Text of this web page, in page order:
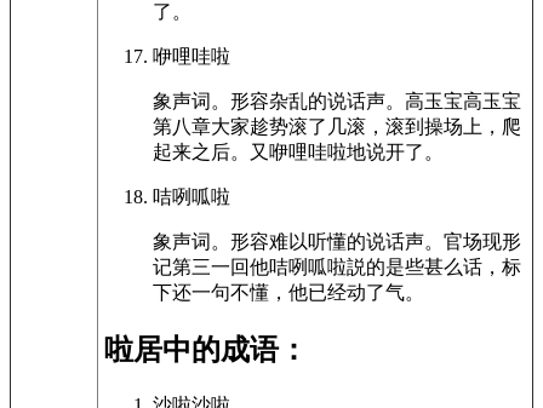
了。
咿哩哇啦
象声词。形容杂乱的说话声。高玉宝高玉宝
第八章大家趁势滚了几滚，滚到操场上，爬
起来之后。又咿哩哇啦地说开了。
咭咧呱啦
象声词。形容难以听懂的说话声。官场现形
记第三一回他咭咧呱啦説的是些甚么话，标
下还一句不懂，他已经动了气。
啦居中的成语：